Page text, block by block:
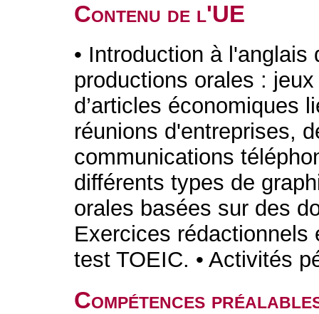
Contenu de l'UE
• Introduction à
productions orales :
d’articles économiques
réunions d'entreprises,
communications
différents types de
orales basées sur des
Exercices rédactionnels
test TOEIC. • Activités
Compétences